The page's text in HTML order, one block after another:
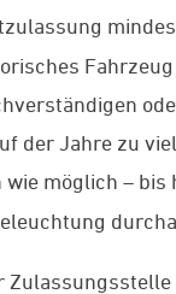
Fahrzeug
der Jahre zu
möglich – bis